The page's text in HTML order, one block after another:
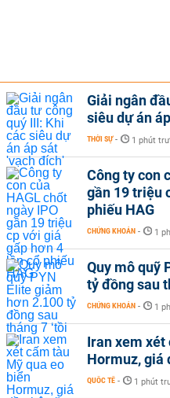
Giải ngân
siêu dự án
THỜI SỰ - 1 phút
Công ty con
gần 19 triệu
phiếu HAG
CHỨNG KHOÁN - 1
Quy mô quỹ
tỷ đồng sau
CHỨNG KHOÁN - 1
Iran xem xét
Hormuz, giá
QUỐC TẾ - 1 phút